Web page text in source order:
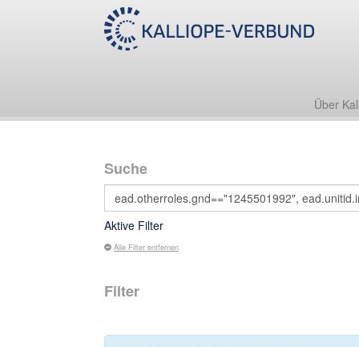
Über
Suche
Aktive Filter
Alle Filter entfernen
Filter